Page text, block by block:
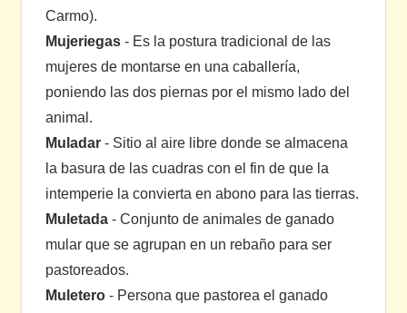
Carmo).
Mujeriegas- Es la postura tradicional de las
mujeres de montarse en una caballería,
poniendo las dos piernas por el mismo lado del
animal.
Muladar- Sitio al aire libre donde se almacena
la basura de las cuadras con el fin de que la
intemperie la convierta en abono para las tierras.
Muletada- Conjunto de animales de ganado
mular que se agrupan en un rebaño para ser
pastoreados.
Muletero- Persona que pastorea el ganado